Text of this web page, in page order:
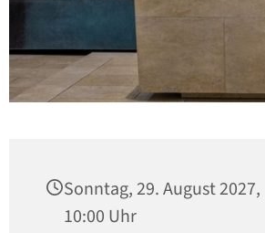
Sonntag, 29. August 2027,
10:00 Uhr